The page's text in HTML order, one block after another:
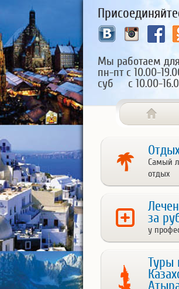
Мы работаем
пн-пт с 10.00-
суб с 10.00-
Самый
отдых
за
у
Туры